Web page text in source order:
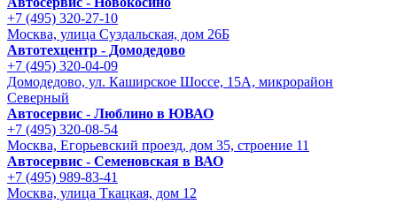
+7 (495) 320-27-10
Москва, улица Суздальская, дом 26Б
Автотехцентр - Домодедово
+7 (495) 320-04-09
Домодедово, ул. Каширское Шоссе, 15А, микрорайон
Северный
Автосервис - Люблино в ЮВАО
+7 (495) 320-08-54
Москва, Егорьевский проезд, дом 35, строение 11
Автосервис - Семеновская в ВАО
+7 (495) 989-83-41
Москва, улица Ткацкая, дом 12